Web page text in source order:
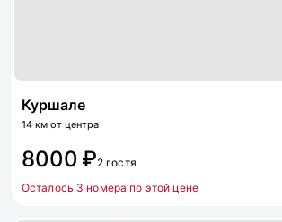
Куршале
14 км от центра
8000 ₽2 гостя
Осталось 3 номера по этой цене